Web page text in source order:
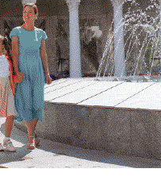
УПА*,
хуже
взяли курс на